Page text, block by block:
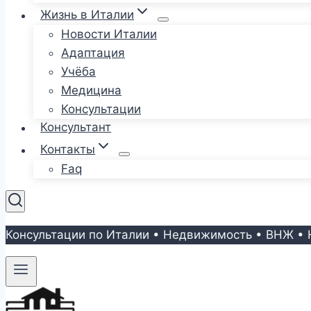
Жизнь в Италии
Новости Италии
Адаптация
Учёба
Медицина
Консультации
Консультант
Контакты
Faq
Консультации по Италии • Недвижимость • ВНЖ •